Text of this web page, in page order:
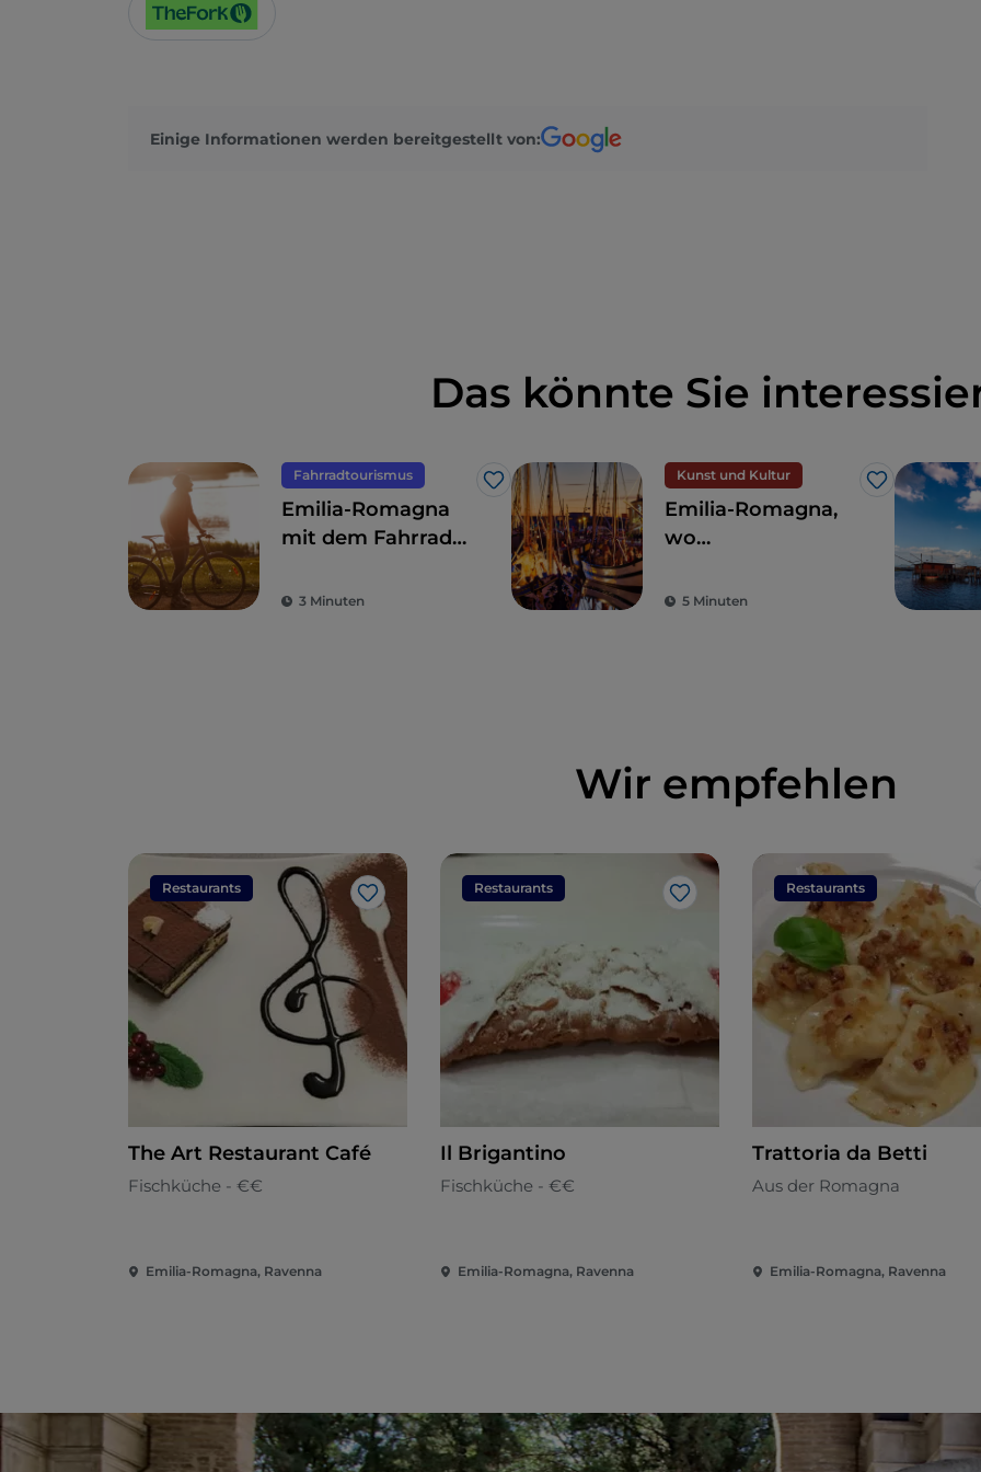
Einige Informationen werden bereitgestellt von:
Das könnte Sie
Fahrradtourismus
Like
Emilia-Romagna
mit dem Fahrrad
Hinterland und
3 Minuten
Kunst und Kultur
Like
Emilia-Romagna,
wo
Spaß und gutes
5 Minuten
Wir empfehlen
Restaurants
Like
The Art Restaurant Café
Fischküche - €€
Emilia-Romagna, Ravenna
Restaurants
Like
Il Brigantino
Fischküche - €€
Emilia-Romagna, Ravenna
Restaurants
Trattoria da Betti
Aus der Romagna
Emilia-Romagna, Ravenna